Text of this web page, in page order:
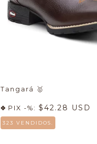
Tangará 🥇
PIX -%: $42.28 USD
323 VENDIDOS.